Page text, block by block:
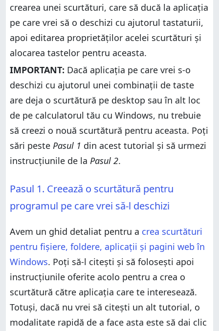
de taste
Ce metodă preferi pentru a deschide o aplicație cu o
combinație de taste?
Pasul 2. Cum deschizi o aplicație cu o combinație
Ce metodă preferi pentru a deschide o aplicație cu o
combinație de taste?
crearea unei scurtături, care să ducă la aplicația
pe care vrei să o deschizi cu ajutorul tastaturii,
apoi editarea proprietăților acelei scurtături și
alocarea tastelor pentru aceasta.
IMPORTANT: Dacă aplicația pe care vrei s-o
deschizi cu ajutorul unei combinații de taste
are deja o scurtătură pe desktop sau în alt loc
de pe calculatorul tău cu Windows, nu trebuie
să creezi o nouă scurtătură pentru aceasta. Poți
sări peste Pasul 1 din acest tutorial și să urmezi
instrucțiunile de la Pasul 2.
Pasul 1. Creează o scurtătură pentru
programul pe care vrei să-l deschizi
Avem un ghid detaliat pentru a crea scurtături
pentru fișiere, foldere, aplicații și pagini web în
Windows. Poți să-l citești și să folosești apoi
instrucțiunile oferite acolo pentru a crea o
scurtătură către aplicația care te interesează.
Totuși, dacă nu vrei să citești un alt tutorial, o
modalitate rapidă de a face asta este să dai clic